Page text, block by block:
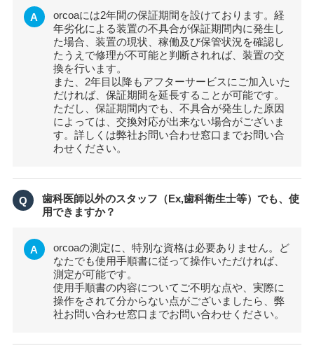
A
orcoaには2年間の保証期間を設けております。経
年劣化による装置の不具合が保証期間内に発生し
た場合、装置の現状、稼働及び保管状況を確認し
たうえで修理が不可能と判断されれば、装置の交
換を行います。
また、2年目以降もアフターサービスにご加入いた
だければ、保証期間を延長することが可能です。
ただし、保証期間内でも、不具合が発生した原因
によっては、交換対応が出来ない場合がございま
す。詳しくは弊社お問い合わせ窓口までお問い合
わせください。
Q
歯科医師以外のスタッフ（Ex,歯科衛生士等）でも、使
用できますか？
A
orcoaの測定に、特別な資格は必要ありません。ど
なたでも使用手順書に従って操作いただければ、
測定が可能です。
使用手順書の内容についてご不明な点や、実際に
操作をされて分からない点がございましたら、弊
社お問い合わせ窓口までお問い合わせください。